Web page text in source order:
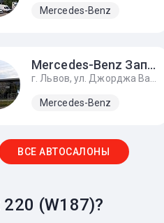
Mercedes-Benz
Lada Mercedes-Benz
Mercedes-Benz Западно-Украинский Автомобильный Дом
Mercedes-Benz
ВСЕ АВТОСАЛОНЫ
(W187)?